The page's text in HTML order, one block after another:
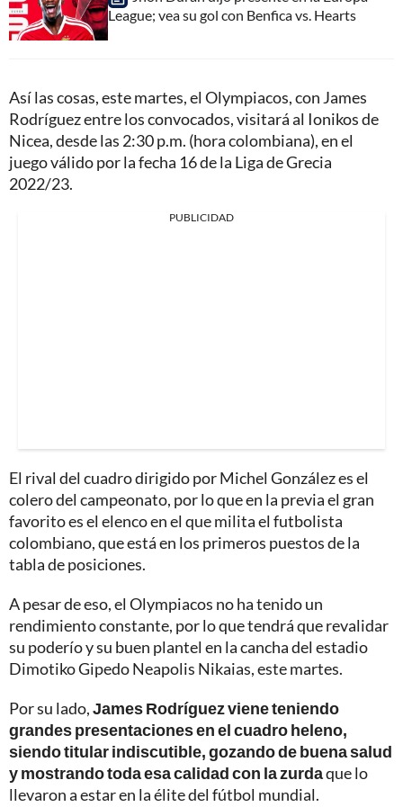
League; vea su gol con Benfica vs. Hearts
Así las cosas, este martes, el Olympiacos, con James
Rodríguez entre los convocados, visitará al Ionikos de
Nicea, desde las 2:30 p.m. (hora colombiana), en el
juego válido por la fecha 16 de la Liga de Grecia
2022/23.
PUBLICIDAD
El rival del cuadro dirigido por Michel González es el
colero del campeonato, por lo que en la previa el gran
favorito es el elenco en el que milita el futbolista
colombiano, que está en los primeros puestos de la
tabla de posiciones.
A pesar de eso, el Olympiacos no ha tenido un
rendimiento constante, por lo que tendrá que revalidar
su poderío y su buen plantel en la cancha del estadio
Dimotiko Gipedo Neapolis Nikaias, este martes.
Por su lado,James Rodríguez viene teniendo
grandes presentaciones en el cuadro heleno,
siendo titular indiscutible, gozando de buena salud
y mostrando toda esa calidad con la zurdaque lo
llevaron a estar en la élite del fútbol mundial.